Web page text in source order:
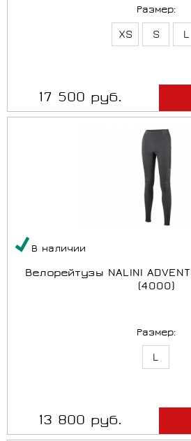
Размер:
XS S L
17 500 руб.
В наличии
Велорейтузы NALINI
(4000)
Размер:
L
13 800 руб.